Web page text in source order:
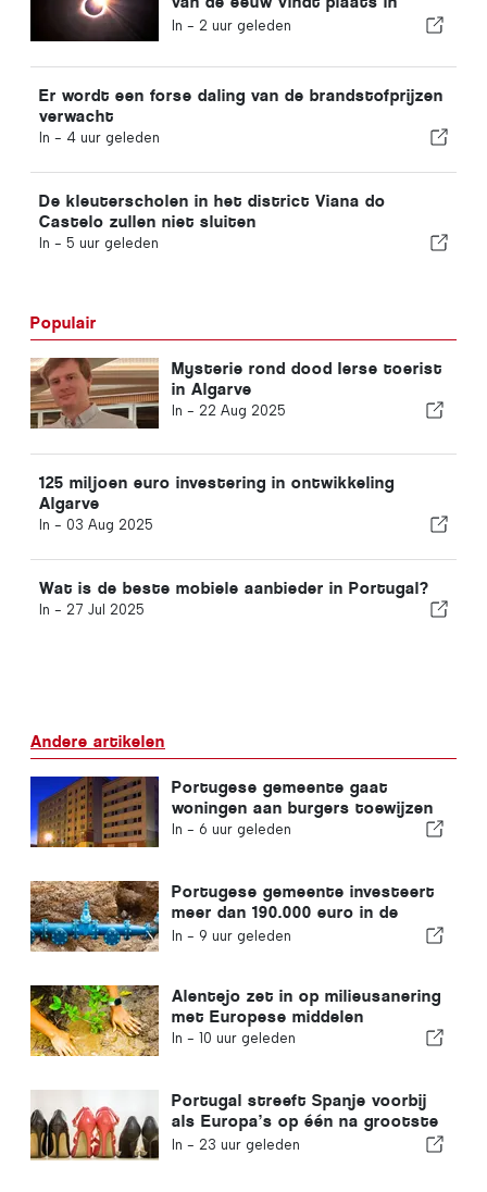
Portugal
In - 2 uur geleden
Er wordt een forse daling van de brandstofprijzen
verwacht
In - 4 uur geleden
De kleuterscholen in het district Viana do
Castelo zullen niet sluiten
In - 5 uur geleden
Populair
Mysterie rond dood Ierse toerist
in Algarve
In - 22 Aug 2025
125 miljoen euro investering in ontwikkeling
Algarve
In - 03 Aug 2025
Wat is de beste mobiele aanbieder in Portugal?
In - 27 Jul 2025
Andere artikelen
Portugese gemeente gaat
woningen aan burgers toewijzen
In - 6 uur geleden
Portugese gemeente investeert
meer dan 190.000 euro in de
watervoorziening
In - 9 uur geleden
Alentejo zet in op milieusanering
met Europese middelen
In - 10 uur geleden
Portugal streeft Spanje voorbij
als Europa’s op één na grootste
schoenenproducent
In - 23 uur geleden